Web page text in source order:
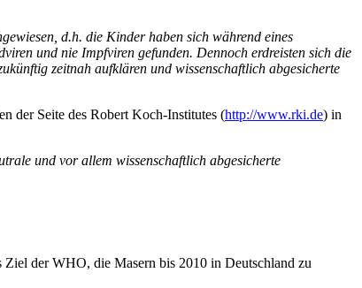
d.h. die Kinder haben sich während eines
und nie Impfviren gefunden. Dennoch erdreisten sich die
zeitnah aufklären und wissenschaftlich abgesicherte
der Seite des Robert Koch-Institutes (http://www.rki.de) in
und vor allem wissenschaftlich abgesicherte
der WHO, die Masern bis 2010 in Deutschland zu